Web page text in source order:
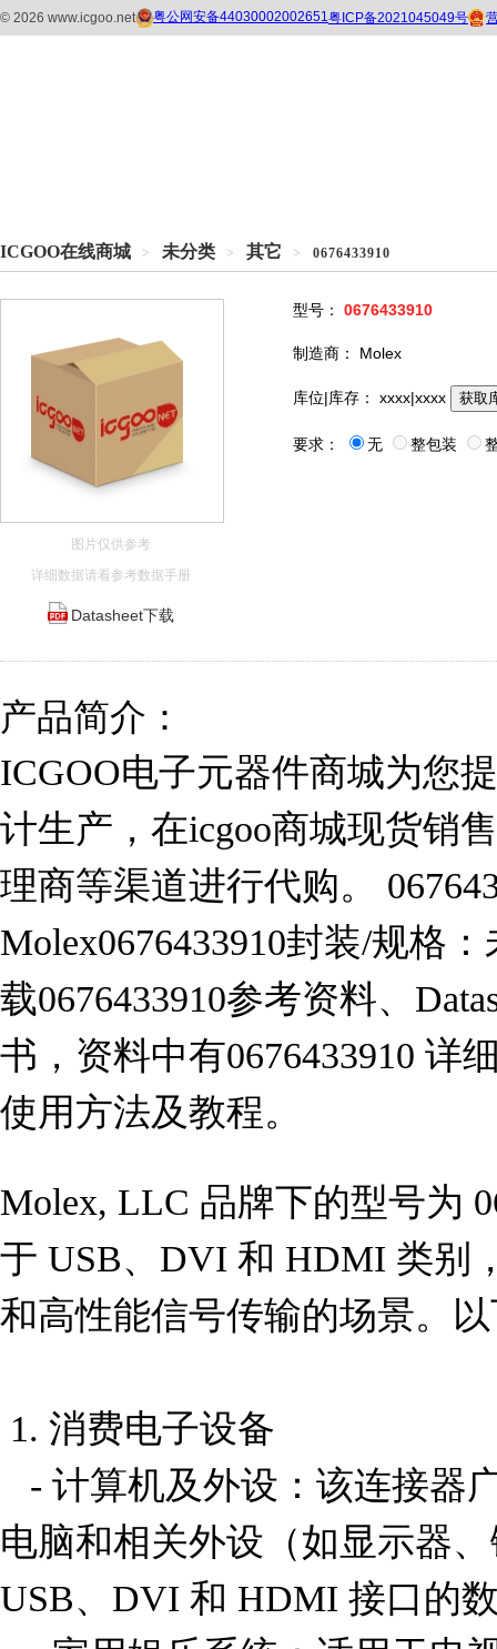
ICGOO在线商城 > 未分类 > 其它 > 0676433910
图片仅供参考
详细数据请看参考数据手册
Datasheet下载
型号： 0676433910
制造商： Molex
库位|库存： xxxx|xxxx 获取
要求： 无 整包装
产品简介：
ICGOO电子元器件商城为您
计生产，在icgoo商城现货销
理商等渠道进行代购。
Molex0676433910封装/规格
载0676433910参考资料、
书，资料中有0676433910 详
使用方法及教程。
Molex, LLC 品牌下的型号为
于 USB、DVI 和 HDMI 类别
和高性能信号传输的场景。
电脑和相关外设（如显示器
USB、DVI 和 HDMI 接口的